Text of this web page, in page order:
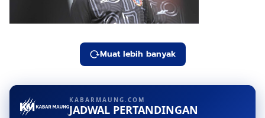
Muat lebih banyak
KABARMAUNG.COM
JADWAL PERTANDINGAN